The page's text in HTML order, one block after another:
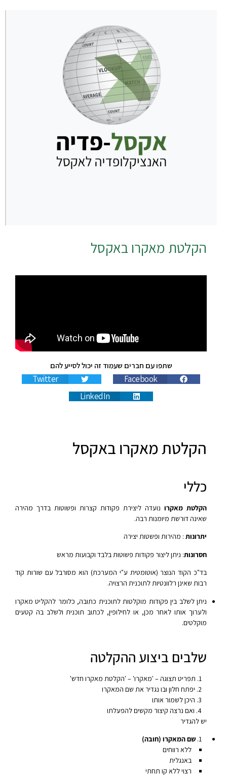
הקלטת מאקרו באקסל
שתפו עם חברים שעמוד זה יכול לסייע להם
Facebook
Twitter
LinkedIn
הקלטת מאקרו באקסל
כללי
הקלטת מאקרו נועדה ליצירת פקודות קצרות ופשוטות בדרך מהירה
שאינה דורשת מיומנות רבה.
יתרונות : מהירות ופשטות יצירה
חסרונות: ניתן ליצור פקודות פשוטות בלבד וקבועות מראש
בד"כ הקוד הנוצר (אוטומטית ע"י המערכת) הוא מסורבל עם שורות קוד
רבות שאינן רלוונטיות לתוכנית הרצויה.
ניתן לשלב בין פקודות מוקלטות לתוכנית כתובה, כלומר להקליט מאקרו
ולערוך אותו לאחר מכן, או לחילופין, לכתוב תוכנית ולשלב בה קטעים
מוקלטים.
שלבים ביצוע ההקלטה
תפריט תצוגה – 'מאקרו' – 'הקלטת מאקרו חדש'
יפתח חלון ובו נגדיר את שם המאקרו
היכן לשמור אותו
ואם נרצה קיצור מקשים להפעלתו
יש להגדיר
שם המאקרו (חובה)
ללא רווחים
באנגלית
רצוי ללא קו תחתי